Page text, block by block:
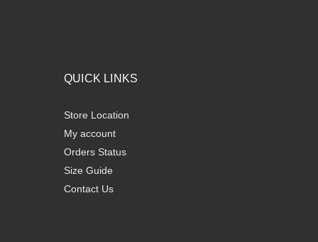
QUICK LINKS
Store Location
My account
Orders Status
Size Guide
Contact Us